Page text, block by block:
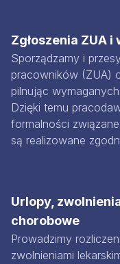
Zgłoszenia ZUA
Sporządzamy i
pracowników (ZUA)
pilnując
Dzięki temu
formalności
są realizowane
Urlopy,
chorobowe
Prowadzimy
zwolnieniami